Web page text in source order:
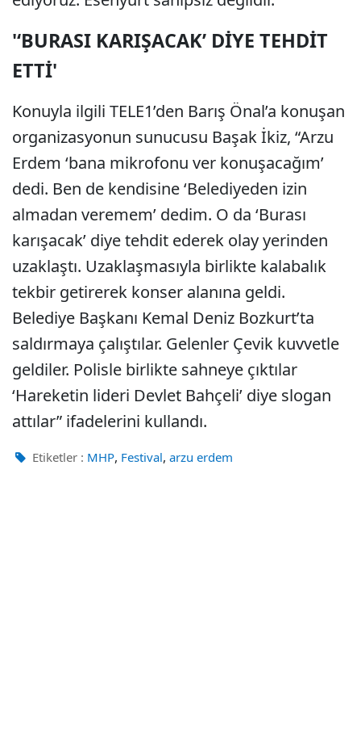
'‘BURASI KARIŞACAK’ DİYE TEHDİT
ETTİ'
Konuyla ilgili TELE1’den Barış Önal’a konuşan
organizasyonun sunucusu Başak İkiz, “Arzu
Erdem ‘bana mikrofonu ver konuşacağım’
dedi. Ben de kendisine ‘Belediyeden izin
almadan veremem’ dedim. O da ‘Burası
karışacak’ diye tehdit ederek olay yerinden
uzaklaştı. Uzaklaşmasıyla birlikte kalabalık
tekbir getirerek konser alanına geldi.
Belediye Başkanı Kemal Deniz Bozkurt’ta
saldırmaya çalıştılar. Gelenler Çevik kuvvetle
geldiler. Polisle birlikte sahneye çıktılar
‘Hareketin lideri Devlet Bahçeli’ diye slogan
attılar” ifadelerini kullandı.
Etiketler : MHP, Festival, arzu erdem